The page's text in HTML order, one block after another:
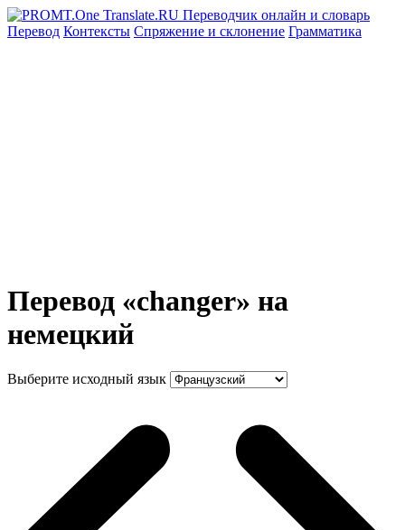
Перевод Контексты Спряжение и склонение Грамматика
Перевод «changer» на
немецкий
Выберите исходный язык